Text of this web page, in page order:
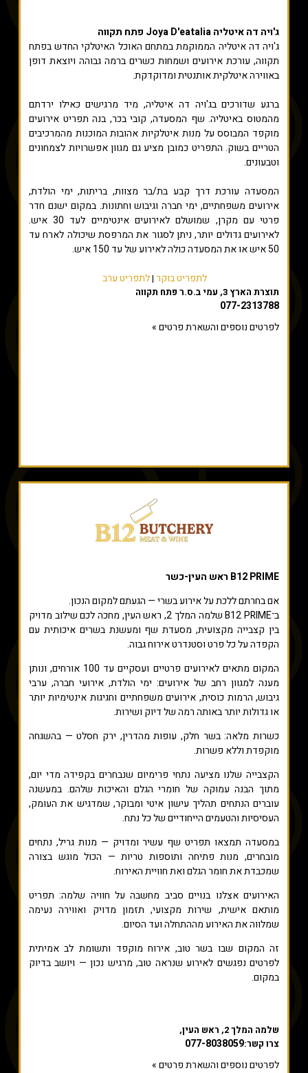
ג'ויה דה איטליה Joya D'eatalia פתח תקווה
ג'ויה דה איטליה הממוקמת במתחם האוכל האיטלקי החדש בפתח
תקווה, עורכת אירועים ושמחות כשרים ברמה גבוהה ויוצאת דופן
באווירה איטלקית אותנטית ומדוקדקת.
ברגע שדורכים בג'ויה דה איטליה, מיד מרגישים כאילו ירדתם
מהמטוס באיטליה. שף המסעדה, קובי בכר, בנה תפריט אירועים
מוקפד המבוסס על מנות איטלקיות אהובות המוכנות מהמרכיבים
הטריים בשוק. התפריט כמובן מציע גם מגוון אפשרויות לצמחונים
וטבעונים.
המסעדה עורכת דרך קבע בת/בר מצוות, בריתות, ימי הולדת,
אירועים משפחתיים, ימי חברה וגיבוש וחתונות. במקום ישנם חדר
פרטי עם מקרן, שמושלם לאירועים אינטימיים לעד 30 איש.
לאירועים גדולים יותר, ניתן לסגור את המרפסת שיכולה לארח עד
50 איש או את המסעדה כולה לאירוע של עד 150 איש.
לתפריט בוקר|לתפריט ערב
תוצרת הארץ 3, עמי ב.ס.ר פתח תקווה
077-2313788
לפרטים נוספים והשארת פרטים »
B12 PRIME ראש העין-כשר
אם בחרתם ללכת על אירוע בשרי — הגעתם למקום הנכון.
ב־B12 PRIME
שלמה המלך 2, ראש העין, מחכה לכם שילוב מדויק
בין קצבייה מקצועית, מסעדת שף ומעשנת בשרים איכותית עם
הקפדה על כל פרט וסטנדרט אירוח גבוה.
המקום מתאים לאירועים פרטיים ועסקיים עד 100 אורחים, ונותן
מענה למגוון רחב של אירועים: ימי הולדת, אירועי חברה, ערבי
גיבוש, הרמות כוסית, אירועים משפחתיים וחגיגות אינטימיות יותר
או גדולות יותר באותה רמה של דיוק ושירות.
כשרות מלאה: בשר חלק, עופות מהדרין, ירק חסלט — בהשגחה
מוקפדת וללא פשרות.
הקצבייה שלנו מציעה נתחי פרימיום שנבחרים בקפידה מדי יום,
מתוך הבנה עמוקה של חומרי הגלם והאיכות שלהם. במעשנה
עוברים הנתחים תהליך עישון איטי ומבוקר, שמדגיש את העומק,
העסיסיות והטעמים הייחודיים של כל נתח.
במסעדה תמצאו תפריט שף עשיר ומדויק — מנות גריל, נתחים
מובחרים, מנות פתיחה ותוספות טריות — הכול מוגש בצורה
שמכבדת את חומר הגלם ואת חוויית האירוח.
האירועים אצלנו בנויים סביב מחשבה על חוויה שלמה: תפריט
מותאם אישית, שירות מקצועי, תזמון מדויק ואווירה נעימה
שמלווה את האירוע מההתחלה ועד הסיום.
זה המקום שבו בשר טוב, אירוח מוקפד ותשומת לב אמיתית
לפרטים נפגשים לאירוע שנראה טוב, מרגיש נכון — ויושב בדיוק
במקום.
שלמה המלך 2, ראש העין,
צרו קשר:077-8038059
לפרטים נוספים והשארת פרטים »